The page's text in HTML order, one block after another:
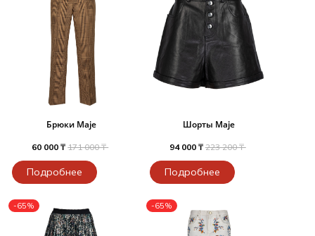
Брюки Maje
60 000 ₸171 000 ₸
Подробнее
Шорты Maje
94 000 ₸ 223 200 ₸
Подробнее
-65% -65%